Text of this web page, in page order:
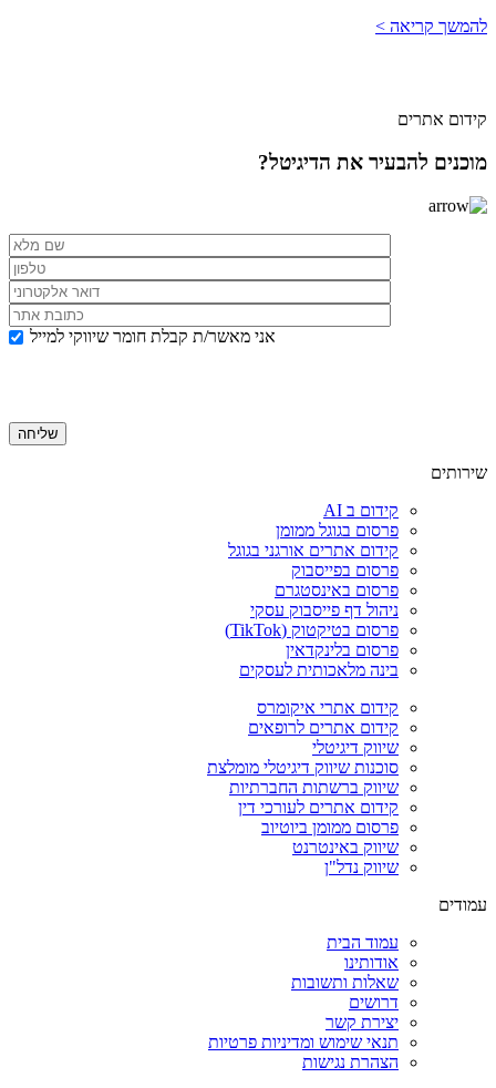
להמשך קריאה >
קידום אתרים
מוכנים להבעיר את הדיגיטל?
אני מאשר/ת קבלת חומר שיווקי למייל
שירותים
קידום ב AI
פרסום בגוגל ממומן
קידום אתרים אורגני בגוגל
פרסום בפייסבוק
פרסום באינסטגרם
ניהול דף פייסבוק עסקי
פרסום בטיקטוק (TikTok)
פרסום בלינקדאין
בינה מלאכותית לעסקים
קידום אתרי איקומרס
קידום אתרים לרופאים
שיווק דיגיטלי
סוכנות שיווק דיגיטלי מומלצת
שיווק ברשתות החברתיות
קידום אתרים לעורכי דין
פרסום ממומן ביוטיוב
שיווק באינטרנט
שיווק נדל"ן
עמודים
עמוד הבית
אודותינו
שאלות ותשובות
דרושים
יצירת קשר
תנאי שימוש ומדיניות פרטיות
הצהרת נגישות